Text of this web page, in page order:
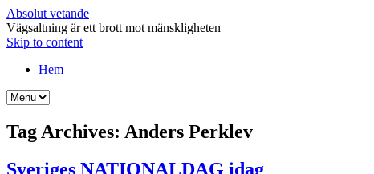
Absolut vetande
Vägsaltning är ett brott mot mänskligheten
Skip to content
Hem
Tag Archives: Anders Perklev
Sveriges NATIONALDAG idag